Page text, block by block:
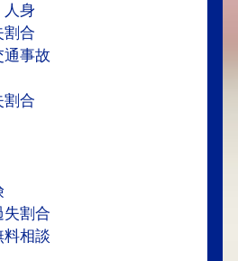
人身
割合
通事故
割合
失割合
料相談